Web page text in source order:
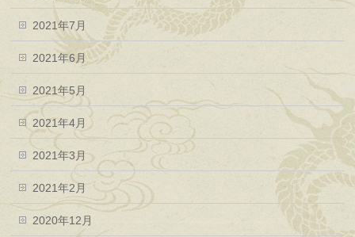
2021年7月
2021年6月
2021年5月
2021年4月
2021年3月
2021年2月
2020年12月